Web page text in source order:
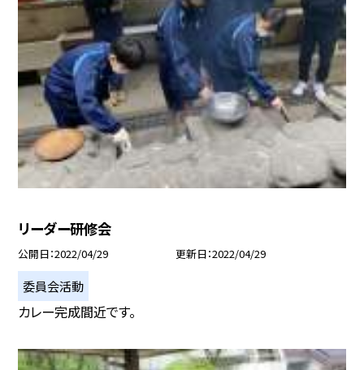
リーダー研修会
公開日 2022/04/29 更新日 2022/04/29
委員会活動
カレー完成間近です。